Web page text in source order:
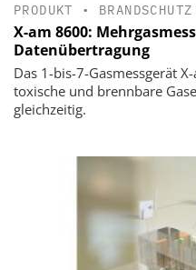
PRODUKT • BRANDSCHUTZ
X-am 8600:
Datenübertragung
Das 1-bis-7-Gasmessgerät
toxische und brennbare
gleichzeitig.